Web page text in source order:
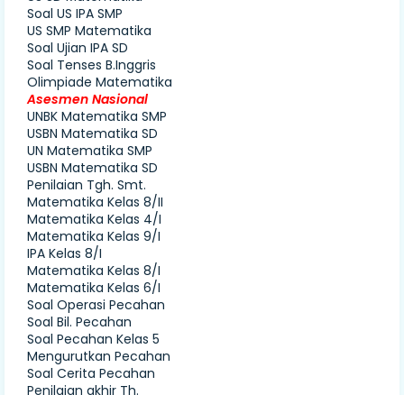
Soal US IPA SMP
US SMP Matematika
Soal Ujian IPA SD
Soal Tenses B.Inggris
Olimpiade Matematika
Asesmen Nasional
UNBK Matematika SMP
USBN Matematika SD
UN Matematika SMP
USBN Matematika SD
Penilaian Tgh. Smt.
Matematika Kelas 8/II
Matematika Kelas 4/I
Matematika Kelas 9/I
IPA Kelas 8/I
Matematika Kelas 8/I
Matematika Kelas 6/I
Soal Operasi Pecahan
Soal Bil. Pecahan
Soal Pecahan Kelas 5
Mengurutkan Pecahan
Soal Cerita Pecahan
Penilaian akhir Th.